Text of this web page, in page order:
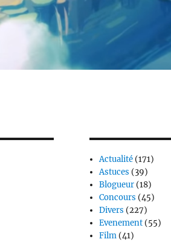
Actualité (171)
Astuces (39)
Blogueur (18)
Concours (45)
Divers (227)
Evenement (55)
Film (41)